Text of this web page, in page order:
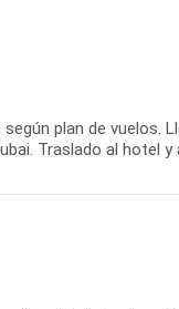
según plan de vuelos.
Traslado al hotel